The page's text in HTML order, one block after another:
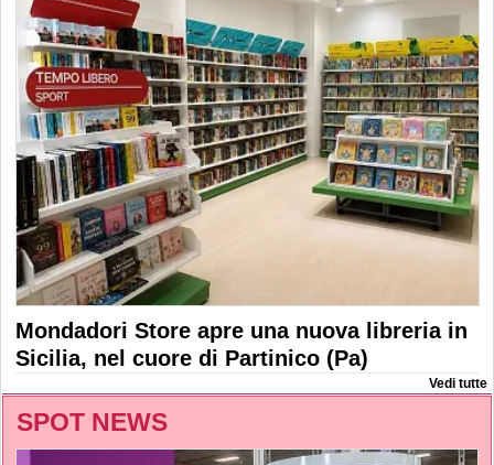
Mondadori Store apre una nuova libreria in
Sicilia, nel cuore di Partinico (Pa)
Vedi tutte
SPOT NEWS